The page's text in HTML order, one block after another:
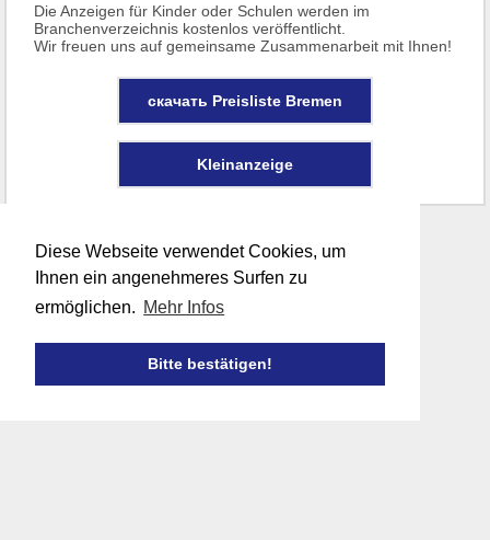
Diese Webseite verwendet Cookies, um
Ihnen ein angenehmeres Surfen zu
ermöglichen. Mehr Infos
Bitte bestätigen!
Die Anzeigen für Kinder oder Schulen werden im
Branchenverzeichnis kostenlos veröffentlicht.
Wir freuen uns auf gemeinsame Zusammenarbeit mit Ihnen!
скачать Preisliste Bremen
Kleinanzeige